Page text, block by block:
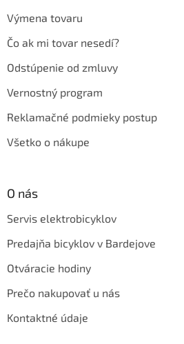
Výmena tovaru
Čo ak mi tovar nesedí?
Odstúpenie od zmluvy
Vernostný program
Reklamačné podmieky postup
Všetko o nákupe
O nás
Servis elektrobicyklov
Predajňa bicyklov v Bardejove
Otváracie hodiny
Prečo nakupovať u nás
Kontaktné údaje